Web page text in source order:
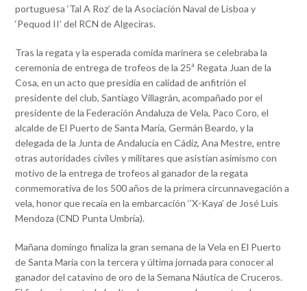
portuguesa ‘Tal A Roz’ de la Asociación Naval de Lisboa y
‘Pequod II’ del RCN de Algeciras.
Tras la regata y la esperada comida marinera se celebraba la
ceremonia de entrega de trofeos de la 25ª Regata Juan de la
Cosa, en un acto que presidía en calidad de anfitrión el
presidente del club, Santiago Villagrán, acompañado por el
presidente de la Federación Andaluza de Vela, Paco Coro, el
alcalde de El Puerto de Santa María, Germán Beardo, y la
delegada de la Junta de Andalucía en Cádiz, Ana Mestre, entre
otras autoridades civiles y militares que asistían asimismo con
motivo de la entrega de trofeos al ganador de la regata
conmemorativa de los 500 años de la primera circunnavegación a
vela, honor que recaía en la embarcación ‘’X-Kaya’ de José Luis
Mendoza (CND Punta Umbría).
Mañana domingo finaliza la gran semana de la Vela en El Puerto
de Santa María con la tercera y última jornada para conocer al
ganador del catavino de oro de la Semana Náutica de Cruceros.